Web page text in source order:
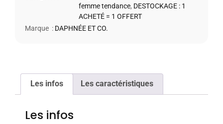
femme tendance, DESTOCKAGE : 1
ACHETÉ = 1 OFFERT
Marque : DAPHNÉE ET CO.
Les infos Les caractéristiques
Les infos